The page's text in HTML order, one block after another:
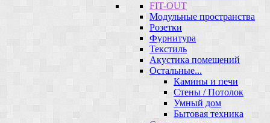
FIT-OUT
Модульные пространства
Розетки
Фурнитура
Текстиль
Акустика помещений
Остальные...
Камины и печи
Стены / Потолок
Умный дом
Бытовая техника